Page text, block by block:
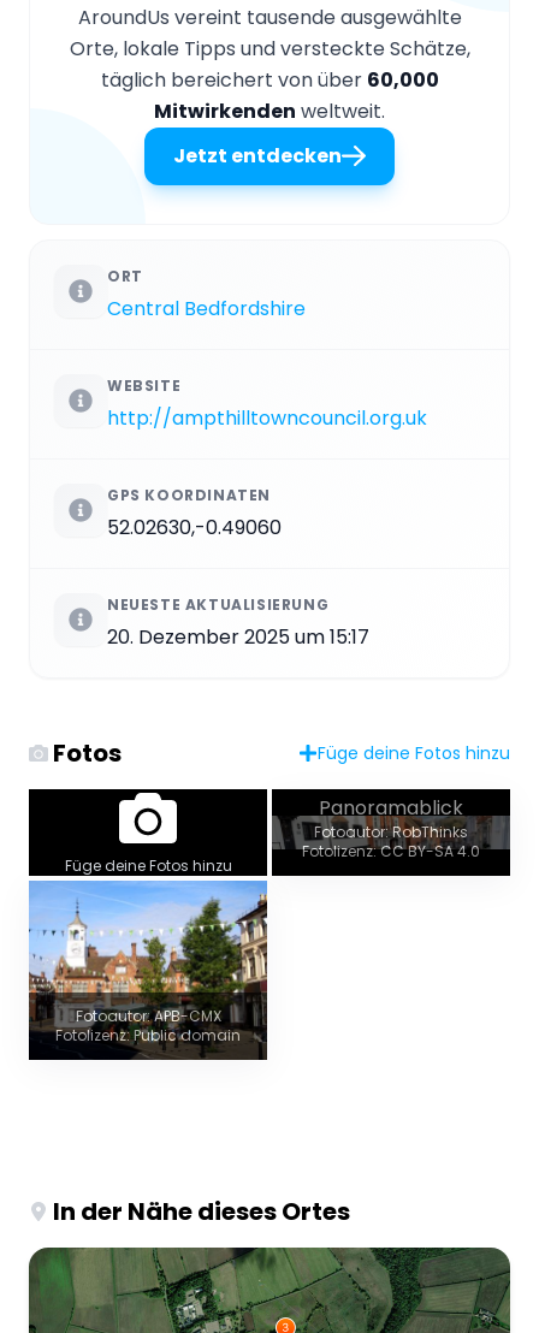
AroundUs vereint tausende ausgewählte
Orte, lokale Tipps und versteckte Schätze,
täglich bereichert von über 60,000
Mitwirkenden weltweit.
Jetzt entdecken
ORT
Central Bedfordshire
WEBSITE
http://ampthilltowncouncil.org.uk
GPS KOORDINATEN
52.02630,-0.49060
NEUESTE AKTUALISIERUNG
20. Dezember 2025 um 15:17
Fotos Füge deine Fotos hinzu
Füge deine Fotos hinzu
Panoramablick
Fotoautor: RobThinks
Fotolizenz: CC BY-SA 4.0
Fotoautor: APB-CMX
Fotolizenz: Public domain
In der Nähe dieses Ortes